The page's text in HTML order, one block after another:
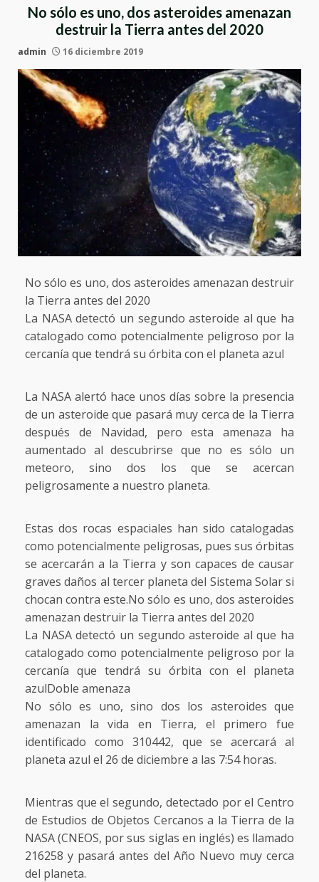
No sólo es uno, dos asteroides amenazan
destruir la Tierra antes del 2020
admin 16 diciembre 2019
No sólo es uno, dos asteroides amenazan destruir
la Tierra antes del 2020
La NASA detectó un segundo asteroide al que ha
catalogado como potencialmente peligroso por la
cercanía que tendrá su órbita con el planeta azul
La NASA alertó hace unos días sobre la presencia
de un asteroide que pasará muy cerca de la Tierra
después de Navidad, pero esta amenaza ha
aumentado al descubrirse que no es sólo un
meteoro, sino dos los que se acercan
peligrosamente a nuestro planeta.
Estas dos rocas espaciales han sido catalogadas
como potencialmente peligrosas, pues sus órbitas
se acercarán a la Tierra y son capaces de causar
graves daños al tercer planeta del Sistema Solar si
chocan contra este.No sólo es uno, dos asteroides
amenazan destruir la Tierra antes del 2020
La NASA detectó un segundo asteroide al que ha
catalogado como potencialmente peligroso por la
cercanía que tendrá su órbita con el planeta
azulDoble amenaza
No sólo es uno, sino dos los asteroides que
amenazan la vida en Tierra, el primero fue
identificado como 310442, que se acercará al
planeta azul el 26 de diciembre a las 7:54 horas.
Mientras que el segundo, detectado por el Centro
de Estudios de Objetos Cercanos a la Tierra de la
NASA (CNEOS, por sus siglas en inglés) es llamado
216258 y pasará antes del Año Nuevo muy cerca
del planeta.